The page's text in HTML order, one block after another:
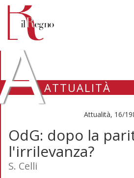
ATTUALITÀ
Attualità, 16/
OdG: dopo la
l'irrilevanza?
S. Celli